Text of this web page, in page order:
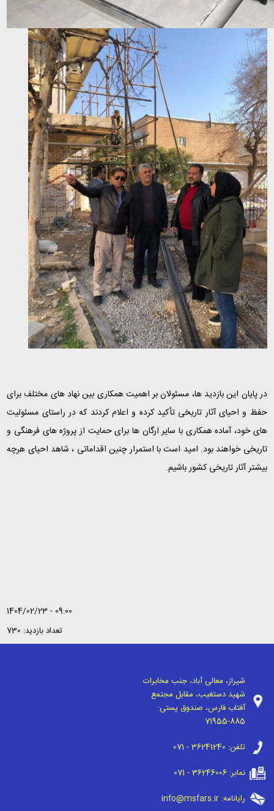
در پایان این بازدید ها، مسئولان بر اهمیت همکاری بین نهاد های مختلف برای
حفظ و احیای آثار تاریخی تأکید کرده و اعلام کردند که در راستای مسئولیت
های خود، آماده همکاری با سایر ارگان ها برای حمایت از پروژه های فرهنگی و
تاریخی خواهند بود. امید است با استمرار چنین اقداماتی ، شاهد احیای هرچه
بیشتر آثار تاریخی کشور باشیم.
1404/02/23 - 09:00
تعداد بازدید: 730
شیراز، معالی آباد، جنب مخابرات
شهید دستغیب، مقابل مجتمع
آفتاب فارس، صندوق پستی:
71955-885
تلفن: 071 - 36241240
نمابر:071 - 36246006
رایانامه:info@msfars.ir